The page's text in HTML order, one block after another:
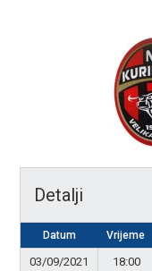
Detalji
Datum Vrijeme
03/09/2021 18:00